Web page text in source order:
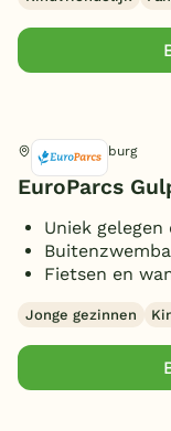
Gulpen, Limburg
EuroParcs
Uniek
Fietsen en
Jonge gezinnen